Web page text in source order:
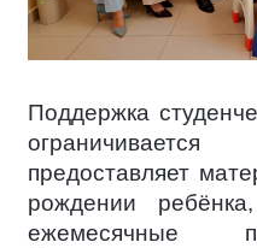
Поддержка
предоставляет
рождении
ежемесячные